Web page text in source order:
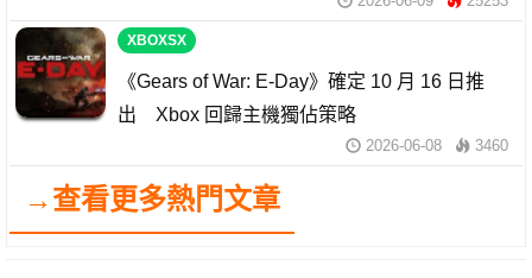
XBOXSX
《Gears of War: E-Day》確定 10 月 16 日推
出 Xbox 回歸主機獨佔策略
2026-06-08 3460
→查看更多熱門文章